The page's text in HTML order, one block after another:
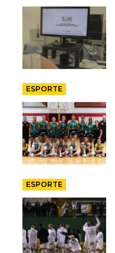
ESPORTE
ESPORTE